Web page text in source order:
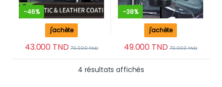
-46%
43.000 TND 79.000TND
j'achète
-38%
49.000 TND 79.000TND
j'achète
4 résultats affichés